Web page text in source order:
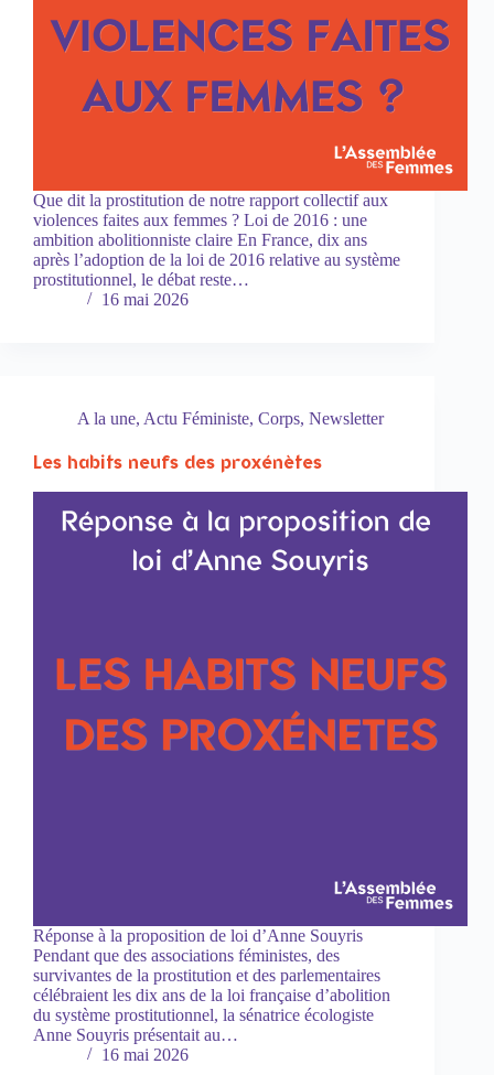
Que dit la prostitution de notre rapport collectif aux
violences faites aux femmes ? Loi de 2016 : une
ambition abolitionniste claire En France, dix ans
après l’adoption de la loi de 2016 relative au système
prostitutionnel, le débat reste…
16 mai 2026
A la une, Actu Féministe, Corps, Newsletter
Les habits neufs des proxénètes
Réponse à la proposition de loi d’Anne Souyris
Pendant que des associations féministes, des
survivantes de la prostitution et des parlementaires
célébraient les dix ans de la loi française d’abolition
du système prostitutionnel, la sénatrice écologiste
Anne Souyris présentait au…
16 mai 2026